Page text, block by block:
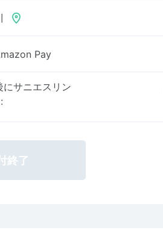
Pay
サニエスリン
:
終了